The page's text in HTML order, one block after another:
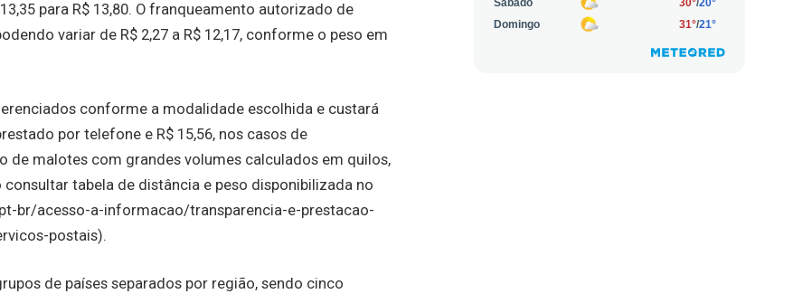
para R$ 13,80. O franqueamento autorizado de
variar de R$ 2,27 a R$ 12,17, conforme o peso em
conforme a modalidade escolhida e custará
por telefone e R$ 15,56, nos casos de
de malotes com grandes volumes calculados em quilos,
tabela de distância e peso disponibilizada no
br/acesso-a-informacao/transparencia-e-prestacao-
postais).
de países separados por região, sendo cinco